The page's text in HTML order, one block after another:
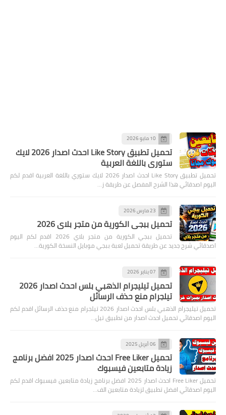
10 مايو 2026
تحميل تطبيق Like Story احدث اصدار 2026 لايك
ستوري باللغة العربية
تحميل تطبيق Like Story احدث اصدار 2026 لايك ستوري باللغة العربية اقدم لكم
اليوم اصدقائي هذا الشرح المفصل عن طريقة ز…
23 مارس 2026
تحميل ببجي الكورية من متجر بلاي 2026
تحميل ببجي الكورية من متجر بلاي 2026 اقدم لكم اليوم
اصدقائي شرح جديد عن طريقة تحميل لعبة ببجي موبايل النسخة الكورية…
07 يناير 2026
تحميل تيليجرام الذهبي بلس احدث اصدار 2026
تيلجرام منع حذف الرسائل
تحميل تيليجرام الذهبي بلس احدث اصدار 2026 تيلجرام منع حذف الرسائل اقدم لكم
اليوم اصدقائي تحميل احدث اصدار من تطبيق تيل…
06 أبريل 2025
تحميل Free Liker احدث اصدار 2025 افضل برنامج
زيادة متابعين فيسبوك
تحميل Free Liker احدث اصدار 2025 افضل برنامج زيادة متابعين فيسبوك اقدم لكم
اليوم اصدقائي افضل تطبيق لزيادة متابعين الف…